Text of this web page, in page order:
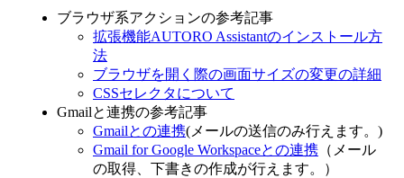
ブラウザ系アクションの参考記事
拡張機能AUTORO Assistantのインストール方
法
ブラウザを開く際の画面サイズの変更の詳細
CSSセレクタについて
Gmailと連携の参考記事
Gmailとの連携(メールの送信のみ行えます。)
Gmail for Google Workspaceとの連携 （メール
の取得、下書きの作成が行えます。）